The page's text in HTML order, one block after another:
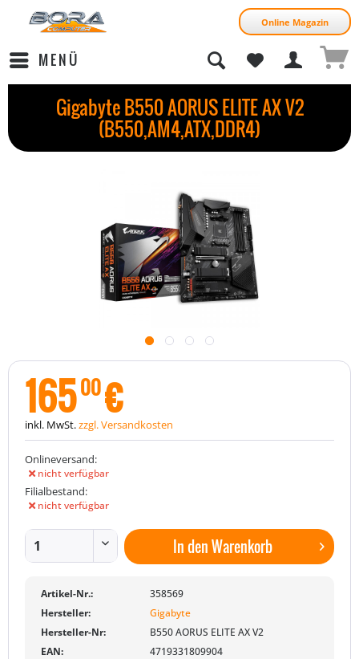
Online Magazin
MENÜ
Gigabyte B550 AORUS ELITE AX V2
(B550,AM4,ATX,DDR4)
16500€
inkl. MwSt.zzgl. Versandkosten
Onlineversand:
nicht verfügbar
Filialbestand:
nicht verfügbar
In denWarenkorb
Artikel-Nr.:
358569
Hersteller:
Gigabyte
Hersteller-Nr:
B550 AORUS ELITE AX V2
EAN:
4719331809904